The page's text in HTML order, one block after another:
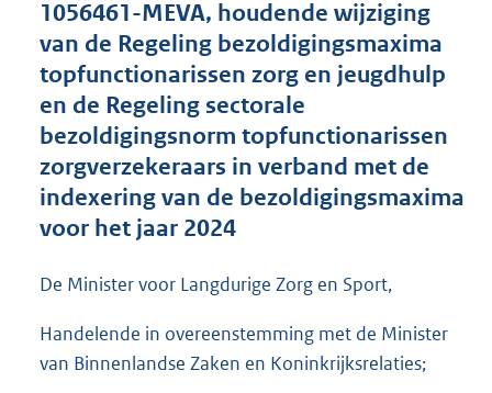
o
o
t
e
:
2
5
7
1056461-MEVA, houdende wijziging
van de Regeling bezoldigingsmaxima
topfunctionarissen zorg en jeugdhulp
en de Regeling sectorale
bezoldigingsnorm topfunctionarissen
zorgverzekeraars in verband met de
indexering van de bezoldigingsmaxima
voor het jaar 2024
De Minister voor Langdurige Zorg en Sport,
Handelende in overeenstemming met de Minister
van Binnenlandse Zaken en Koninkrijksrelaties;